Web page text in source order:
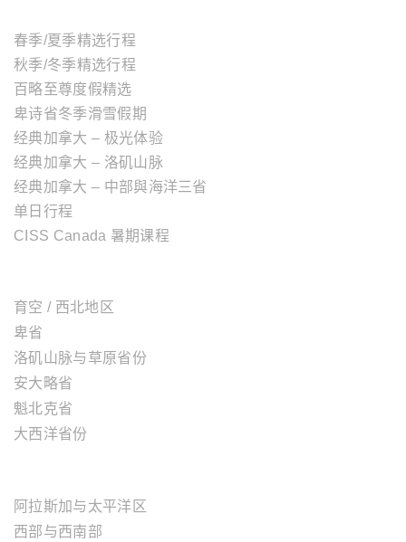
春季/夏季精选行程
秋季/冬季精选行程
百略至尊度假精选
卑诗省冬季滑雪假期
经典加拿大 – 极光体验
经典加拿大 – 洛矶山脉
经典加拿大 – 中部與海洋三省
单日行程
CISS Canada 暑期课程
育空 / 西北地区
卑省
洛矶山脉与草原省份
安大略省
魁北克省
大西洋省份
阿拉斯加与太平洋区
西部与西南部